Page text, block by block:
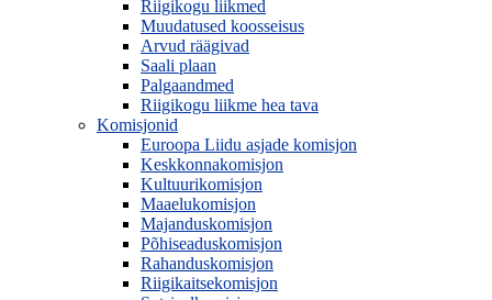
Riigikogu liikmed
Muudatused koosseisus
Arvud räägivad
Saali plaan
Palgaandmed
Riigikogu liikme hea tava
Komisjonid
Euroopa Liidu asjade komisjon
Keskkonnakomisjon
Kultuurikomisjon
Maaelukomisjon
Majanduskomisjon
Põhiseaduskomisjon
Rahanduskomisjon
Riigikaitsekomisjon